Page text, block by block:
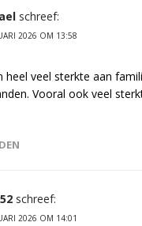
schreef:
2026 OM 13:58
heel veel sterkte aan
Vooral ook veel
schreef:
2026 OM 14:01